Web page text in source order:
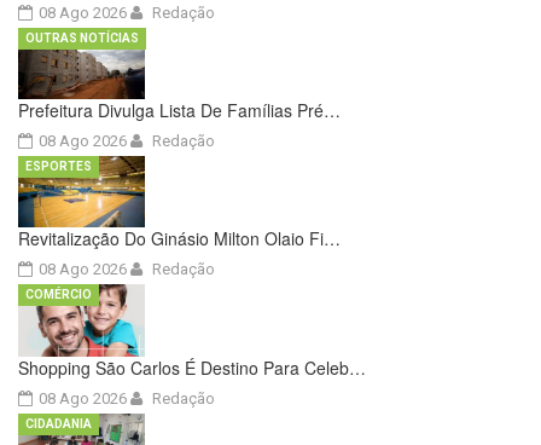
08 Ago 2026 Redação
Prefeitura Divulga Lista De Famílias Pré…
08 Ago 2026
OUTRAS NOTÍCIAS
Redação
Revitalização Do Ginásio Milton Olaio Fi…
08 Ago 2026
ESPORTES
Redação
Shopping São Carlos É Destino Para Celeb…
08 Ago 2026
COMÉRCIO
Redação
CIDADANIA